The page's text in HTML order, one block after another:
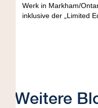
Werk in Markham/
inklusive der „Limited
Weitere